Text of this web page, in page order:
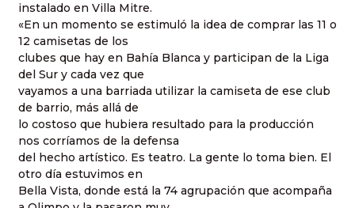
instalado en Villa Mitre.
«En un momento se estimuló la idea de comprar las 11 o
12 camisetas de los
clubes que hay en Bahía Blanca y participan de la Liga
del Sur y cada vez que
vayamos a una barriada utilizar la camiseta de ese club
de barrio, más allá de
lo costoso que hubiera resultado para la producción
nos corríamos de la defensa
del hecho artístico. Es teatro. La gente lo toma bien. El
otro día estuvimos en
Bella Vista, donde está la 74 agrupación que acompaña